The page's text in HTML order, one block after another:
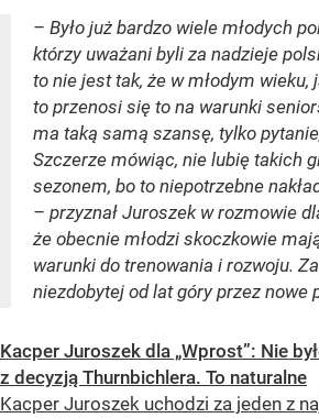
– Było już bardzo wiele młodych
którzy uważani byli za nadzieje
to nie jest tak, że w młodym wieku,
to przenosi się to na warunki
ma taką samą szansę, tylko
Szczerze mówiąc, nie lubię takich
sezonem, bo to niepotrzebne
– przyznał Juroszek w rozmowie
że obecnie młodzi skoczkowie
warunki do trenowania i rozwoju.
niezdobytej od lat góry przez nowe
Kacper Juroszek dla „Wprost”: Nie
z decyzją Thurnbichlera. To naturalne
Kacper Juroszek uchodzi za jeden z